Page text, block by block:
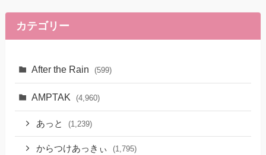
カテゴリー
After the Rain (599)
AMPTAK (4,960)
あっと (1,239)
からつけあっきぃ (1,795)